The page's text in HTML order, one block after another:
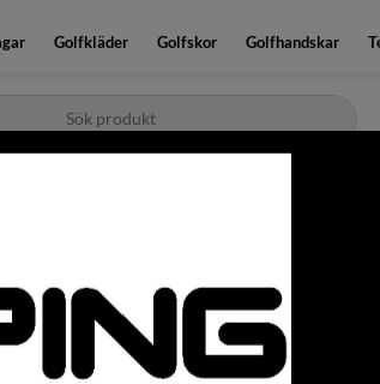
Golfkläder Golfskor Golfhandskar
PING
PING I540 JÄRNSET